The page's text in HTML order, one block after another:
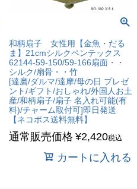
和柄扇子 女性用【金魚・だる
ま】21cmシルクペンテックス
62144-59-150/59-166扇面・・
シルク/扇骨・・竹
[達磨/ダルマ/達摩/母の日 プレゼ
ント/ギフト/おしゃれ/外国人お土
産/和柄扇子/扇子 名入れ可能(有
料)/チャーム取付可]即日発送
【ネコポス送料無料】
通常販売価格 ¥2,420税込
カートに入れる